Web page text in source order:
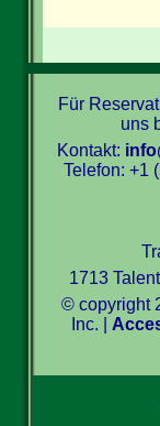
Für
uns
Kontakt:
Telefon: +1
1713
© copyright
Inc. |